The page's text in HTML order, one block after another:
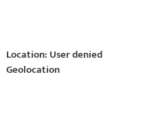
Location: User denied
Geolocation